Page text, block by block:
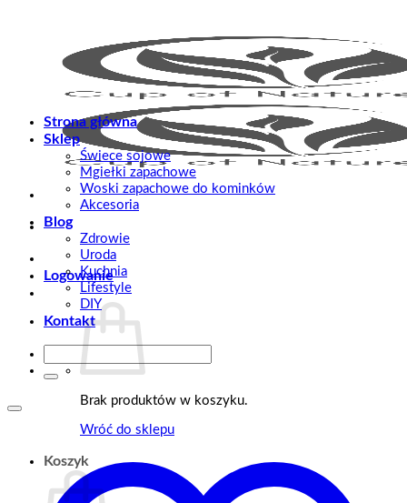
zawartości
Logowanie
Brak produktów w koszyku.
Wróć do sklepu
Koszyk
Strona główna
Sklep
Świece sojowe
Mgiełki zapachowe
Woski zapachowe do kominków
Akcesoria
Blog
Zdrowie
Uroda
Kuchnia
Lifestyle
DIY
Kontakt
Szukaj: